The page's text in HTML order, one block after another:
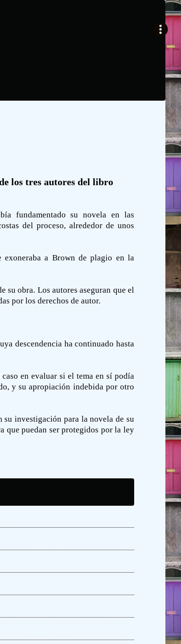
los tres autores del libro
fundamentado su novela en las
del proceso, alrededor de unos
a Brown de plagio en la
su obra. Los autores aseguran que el
por los derechos de autor.
descendencia ha continuado hasta
en evaluar si el tema en sí podía
y su apropiación indebida por otro
investigación para la novela de su
que puedan ser protegidos por la ley